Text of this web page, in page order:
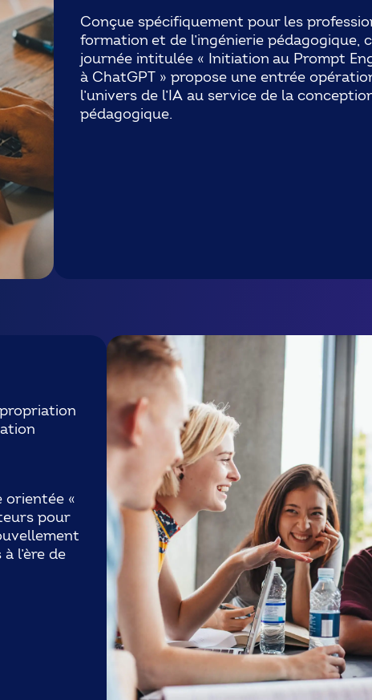
Conçue spécifiquement pour les
formation et de l’ingénierie pédagogique,
journée intitulée « Initiation au Prompt
à ChatGPT » propose une entrée
l’univers de l’IA au service de la
pédagogique.
orientée «
pour
l’ère de